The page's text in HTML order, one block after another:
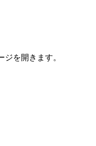
を開きます。